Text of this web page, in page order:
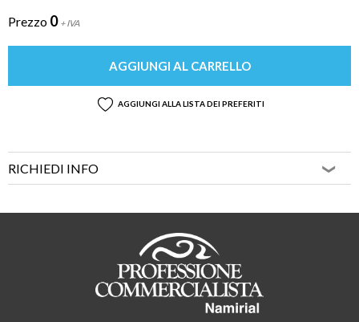
Prezzo 0 + IVA
AGGIUNGI AL CARRELLO
AGGIUNGI ALLA LISTA DEI PREFERITI
RICHIEDI INFO